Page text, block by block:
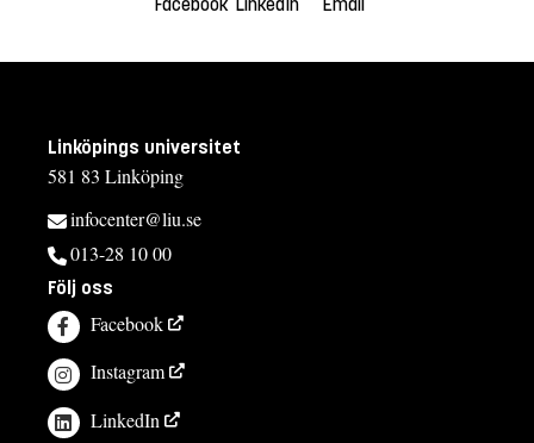
Linköpings universitet
581 83 Linköping
infocenter@liu.se
013-28 10 00
Följ oss
Facebook
Instagram
LinkedIn